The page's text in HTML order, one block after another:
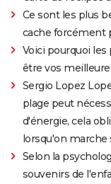
Ce sont les plus
cache forcément
Voici pourquoi
être vos
Sergio Lopez
plage peut
d'énergie, cela
lorsqu'on marche
Selon la
souvenirs de